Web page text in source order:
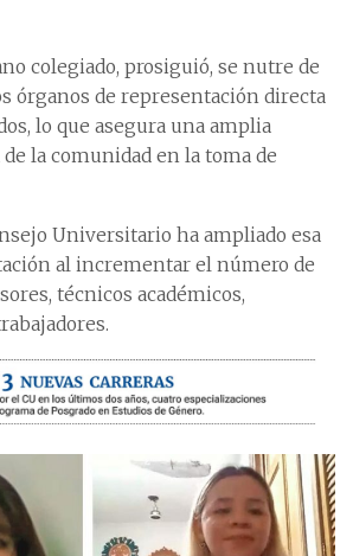
colegiado, prosiguió, se nutre de
órganos de representación directa
lo que asegura una amplia
la comunidad en la toma de
Universitario ha ampliado esa
al incrementar el número de
técnicos académicos,